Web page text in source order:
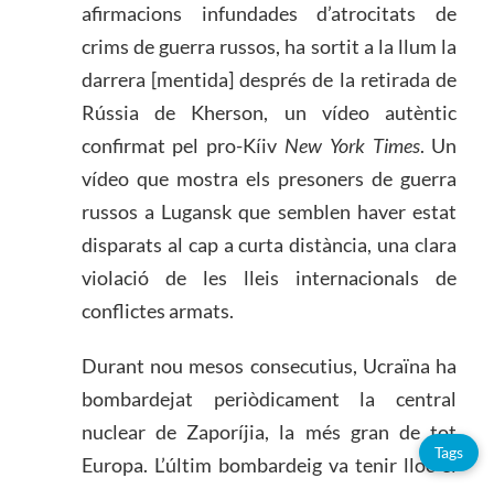
afirmacions infundades d’atrocitats de
crims de guerra russos, ha sortit a la llum la
darrera [mentida] després de la retirada de
Rússia de Kherson, un vídeo autèntic
confirmat pel pro-Kíiv New York Times. Un
vídeo que mostra els presoners de guerra
russos a Lugansk que semblen haver estat
disparats al cap a curta distància, una clara
violació de les lleis internacionals de
conflictes armats.
Durant nou mesos consecutius, Ucraïna ha
bombardejat periòdicament la central
nuclear de Zaporíjia, la més gran de tot
Europa. L’últim bombardeig va tenir lloc el
Tags